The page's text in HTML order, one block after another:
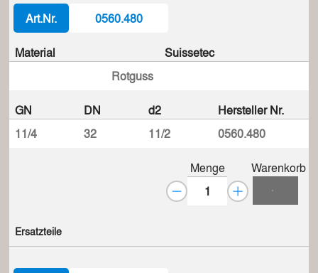
Art.Nr. 0560.480
Material
Rotguss
Suissetec
GN DN d2
Hersteller Nr.
11/4
32 11/2 0560.480
Menge Warenkorb
Ersatzteile